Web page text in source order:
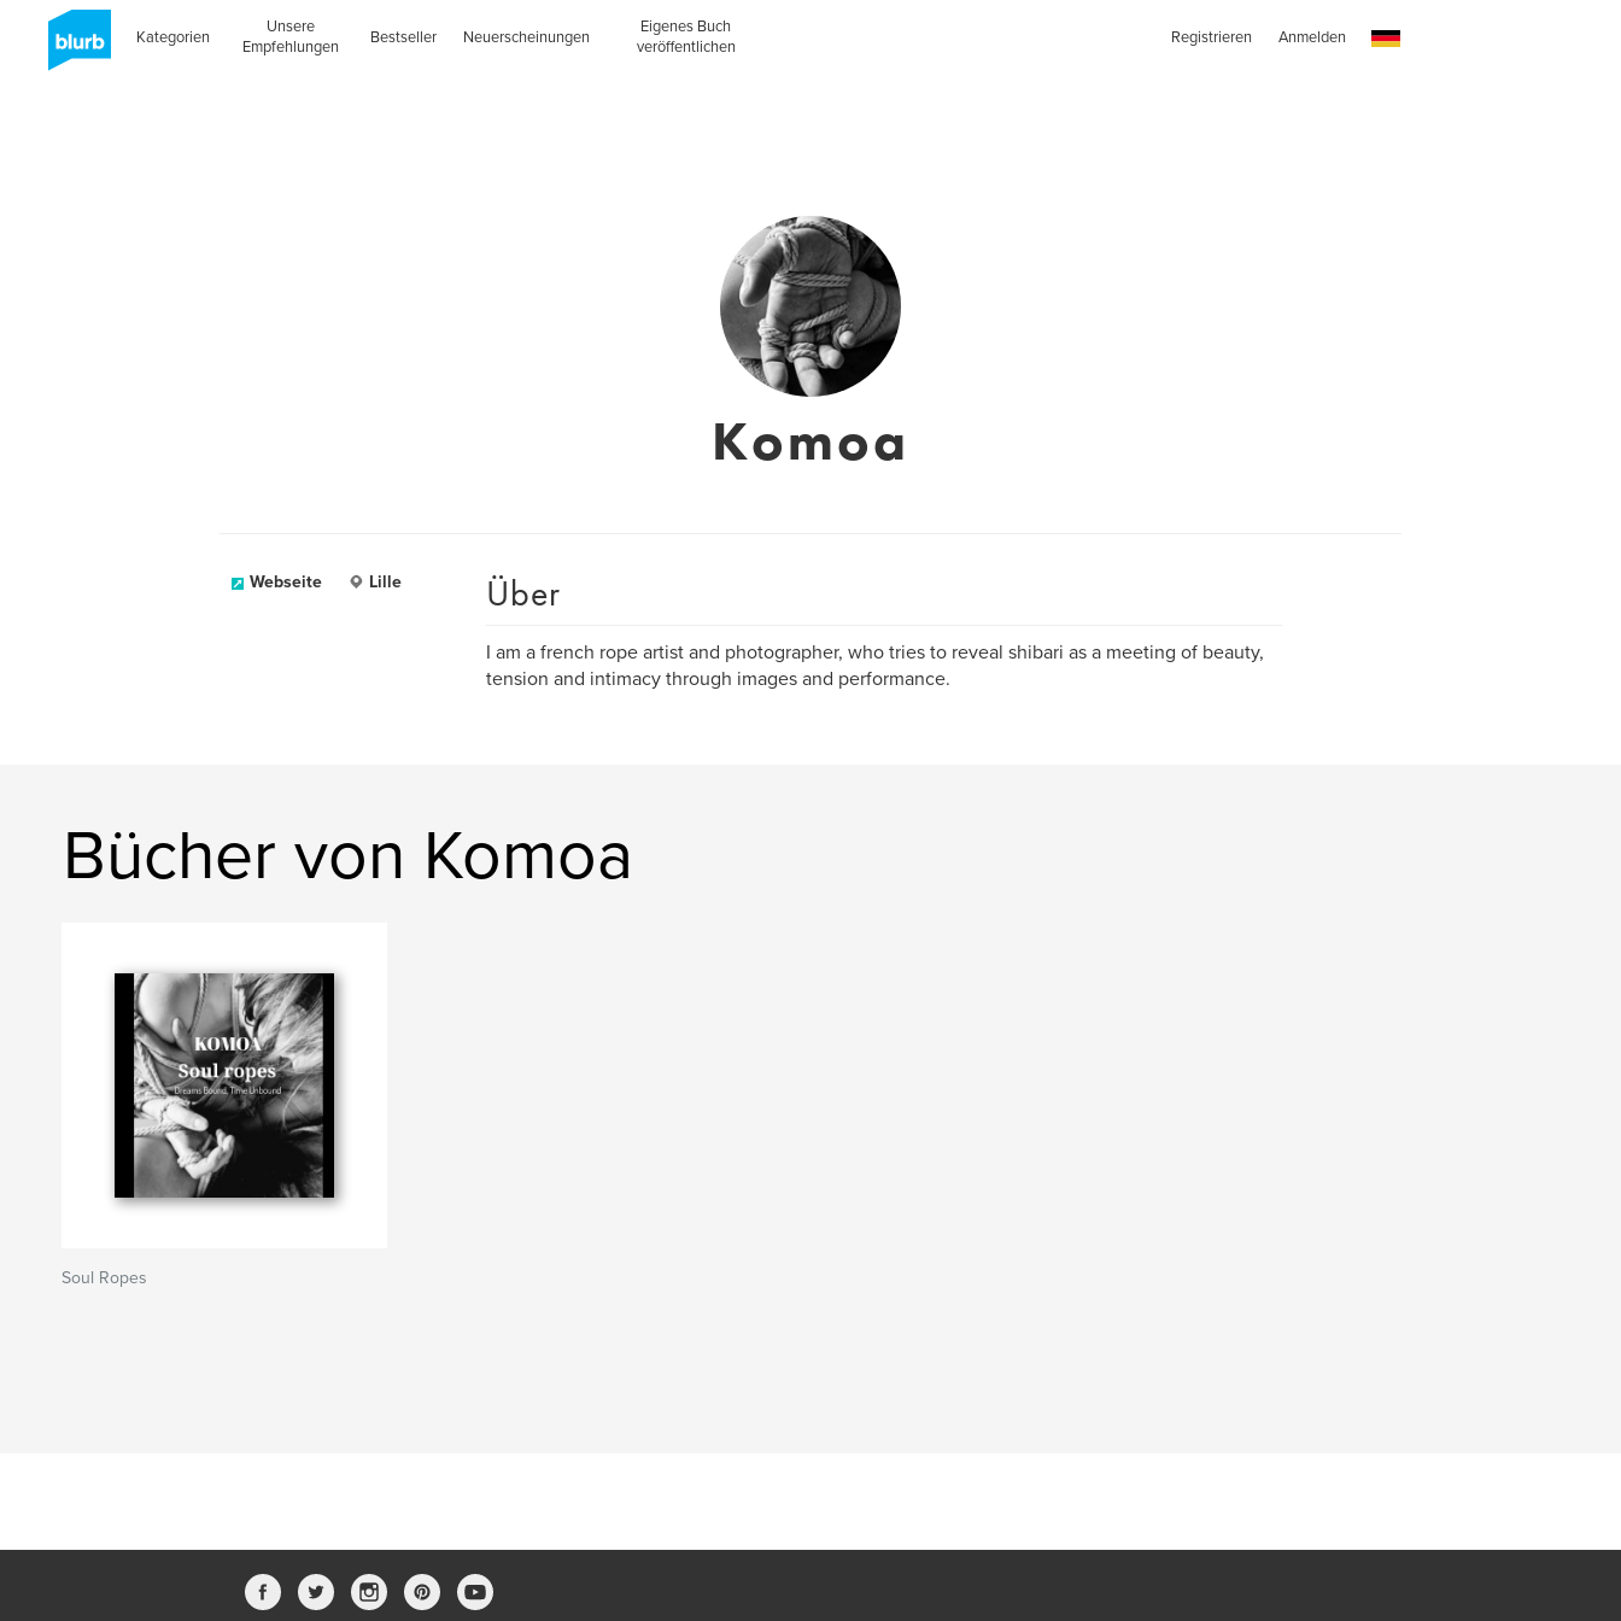
Kategorien
Unsere
Empfehlungen
Bestseller Neuerscheinungen
Eigenes Buch
veröffentlichen
Registrieren Anmelden
Komoa
Webseite Lille Über
I am a french rope artist and photographer, who tries to reveal shibari as a meeting of beauty,
tension and intimacy through images and performance.
Bücher von Komoa
Soul Ropes